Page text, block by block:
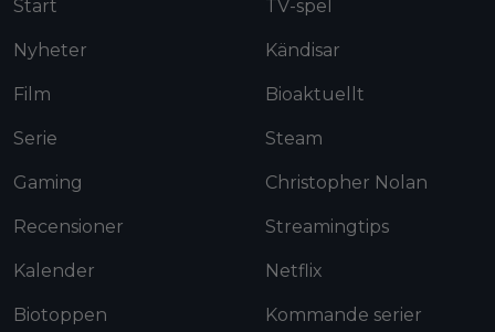
Start
Nyheter
Film
Serie
Gaming
Recensioner
Kalender
Biotoppen
TV-spel
Kändisar
Bioaktuellt
Steam
Christopher Nolan
Streamingtips
Netflix
Kommande serier